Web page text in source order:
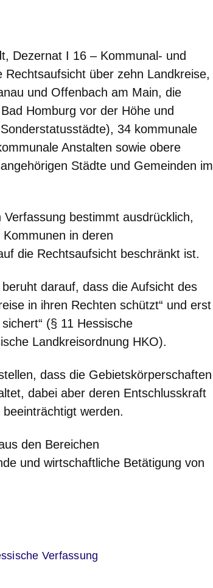
Dezernat I 16 – Kommunal- und
über zehn Landkreise,
und Offenbach am Main, die
Homburg vor der Höhe und
34 kommunale
Anstalten sowie obere
Städte und Gemeinden im
bestimmt ausdrücklich,
in deren
die Rechtsaufsicht beschränkt ist.
darauf, dass die Aufsicht des
in ihren Rechten schützt“ und erst
(§ 11 Hessische
Landkreisordnung HKO).
dass die Gebietskörperschaften
dabei aber deren Entschlusskraft
werden.
den Bereichen
und wirtschaftliche Betätigung von
Verfassung